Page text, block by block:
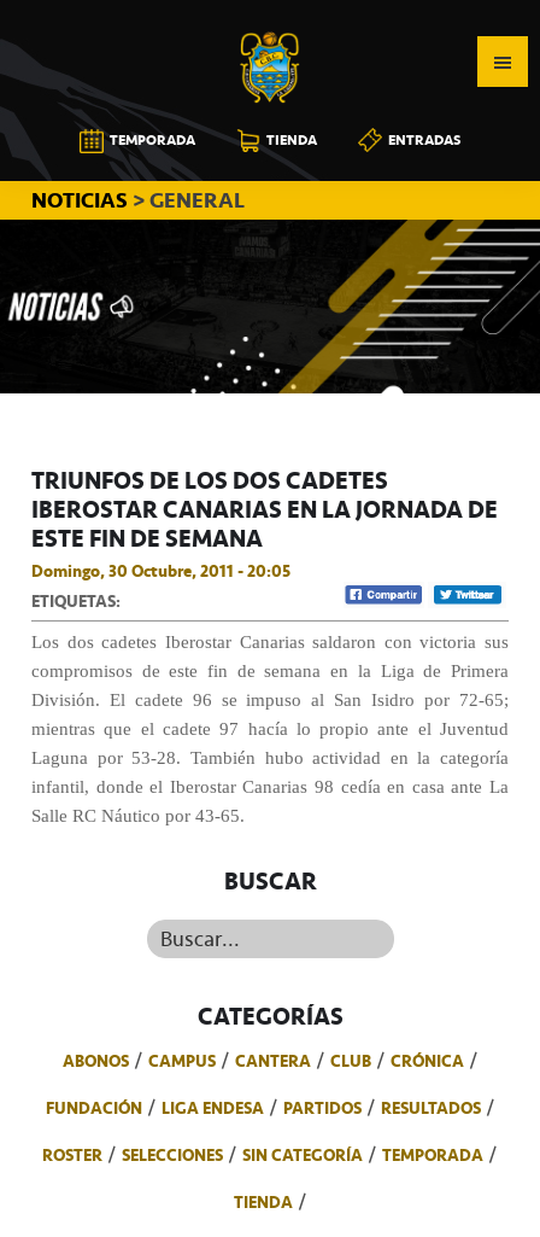
a
la
navegación
principal
al
contenido
principal
a
la
barra
lateral
principal
CB
CANARIAS
TEMPORADA TIENDA ENTRADAS
NOTICIAS > GENERAL
TRIUNFOS DE LOS DOS CADETES
IBEROSTAR CANARIAS EN LA JORNADA DE
ESTE FIN DE SEMANA
Domingo, 30 Octubre, 2011 - 20:05
ETIQUETAS:
Los dos cadetes Iberostar Canarias saldaron con victoria sus
compromisos de este fin de semana en la Liga de Primera
División. El cadete 96 se impuso al San Isidro por 72-65;
mientras que el cadete 97 hacía lo propio ante el Juventud
Laguna por 53-28. También hubo actividad en la categoría
infantil, donde el Iberostar Canarias 98 cedía en casa ante La
Salle RC Náutico por 43-65.
BUSCAR
Buscar...
CATEGORÍAS
ABONOS CAMPUS CANTERA CLUB
CRÓNICA
FUNDACIÓN
LIGA ENDESA PARTIDOS
RESULTADOS
ROSTER
SELECCIONES SIN CATEGORÍA
TEMPORADA
TIENDA